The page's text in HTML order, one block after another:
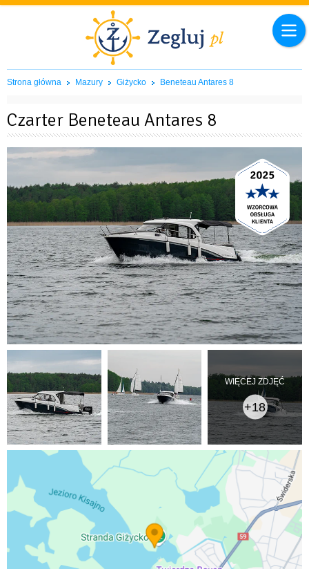
Strona główna Mazury Giżycko Beneteau Antares 8
Czarter Beneteau Antares 8
WIĘCEJ ZDJĘĆ
+18